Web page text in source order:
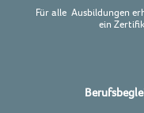
Für alle Ausbildungen
ein